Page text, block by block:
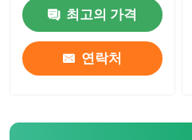
최고의 가격
연락처